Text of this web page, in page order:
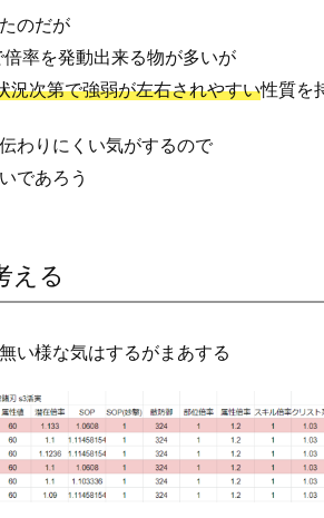
のだが
率を発動出来る物が多いが
況次第で強弱が左右されやすい性質を
わりにくい気がするので
であろう
える
い様な気はするがまあする